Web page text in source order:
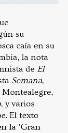
su
caía en su
la nota
de El
Semana,
, y varios
El texto
la ‘Gran